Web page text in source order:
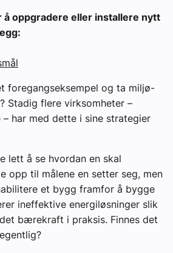
oppgradere eller installere nytt
foregangseksempel og ta miljø-
Stadig flere virksomheter –
har med dette i sine strategier
lett å se hvordan en skal
opp til målene en setter seg, men
et bygg framfor å bygge
ineffektive energiløsninger slik
bærekraft i praksis. Finnes det